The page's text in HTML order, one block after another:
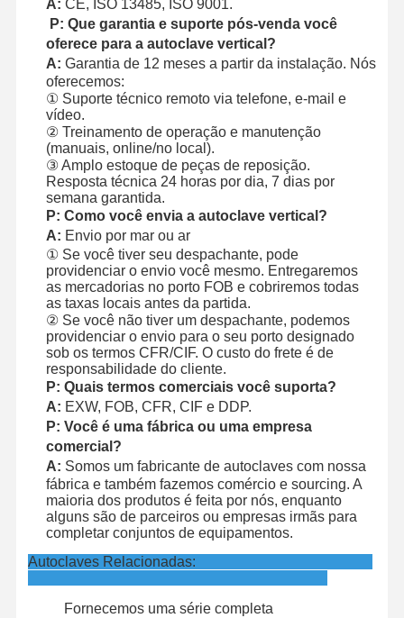
A: CE, ISO 13485, ISO 9001.
P: Que garantia e suporte pós-venda você
oferece para a autoclave vertical?
A: Garantia de 12 meses a partir da instalação. Nós
oferecemos:
① Suporte técnico remoto via telefone, e-mail e
vídeo.
② Treinamento de operação e manutenção
(manuais, online/no local).
③ Amplo estoque de peças de reposição.
Resposta técnica 24 horas por dia, 7 dias por
semana garantida.
P: Como você envia a autoclave vertical?
A: Envio por mar ou ar
① Se você tiver seu despachante, pode
providenciar o envio você mesmo. Entregaremos
as mercadorias no porto FOB e cobriremos todas
as taxas locais antes da partida.
② Se você não tiver um despachante, podemos
providenciar o envio para o seu porto designado
sob os termos CFR/CIF. O custo do frete é de
responsabilidade do cliente.
P: Quais termos comerciais você suporta?
A: EXW, FOB, CFR, CIF e DDP.
P: Você é uma fábrica ou uma empresa
comercial?
A: Somos um fabricante de autoclaves com nossa
fábrica e também fazemos comércio e sourcing. A
maioria dos produtos é feita por nós, enquanto
alguns são de parceiros ou empresas irmãs para
completar conjuntos de equipamentos.
Autoclaves Relacionadas:
Fornecemos uma série completa